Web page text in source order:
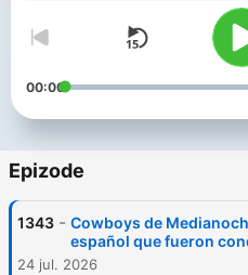
00:00
Epizode
1343 - Cowboys de
español que fueron
24 jul. 2026